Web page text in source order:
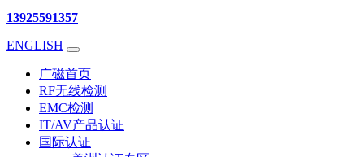
13925591357
ENGLISH
广磁首页
RF无线检测
EMC检测
IT/AV产品认证
国际认证